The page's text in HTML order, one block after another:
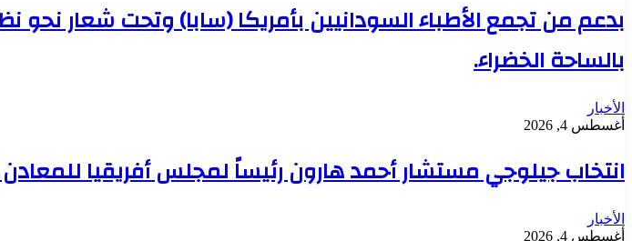
بدعم من تجمع الأطباء السودانيين بأمريكا (سابا) وتحت شعار
بالساحة الخضراء.
الأخبار
أغسطس 4, 2026
انتخاب جيلوجي مستشار أحمد هارون رئيساً لمجلس أفريقيا
الأخبار
أغسطس 4, 2026